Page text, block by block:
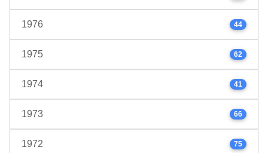
1976 44
1975 62
1974 41
1973 66
1972 75